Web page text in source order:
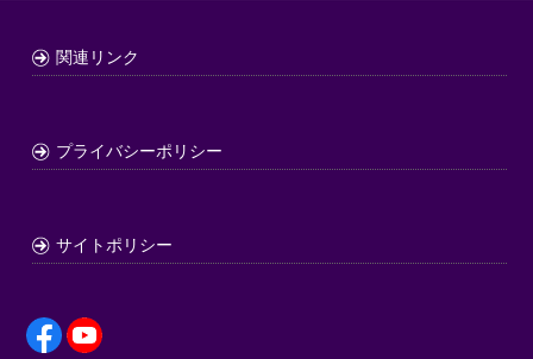
関連リンク
プライバシーポリシー
サイトポリシー